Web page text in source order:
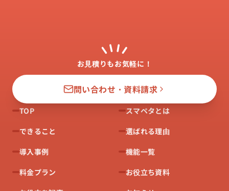
TOP
スマペタとは
できること
選ばれる理由
導入事例
機能一覧
料金プラン
お役立ち資料
お見積りもお気軽に！
問い合わせ・資料請求